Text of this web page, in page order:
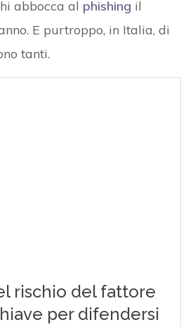
abbocca al phishing il
E purtroppo, in Italia, di
tanti.